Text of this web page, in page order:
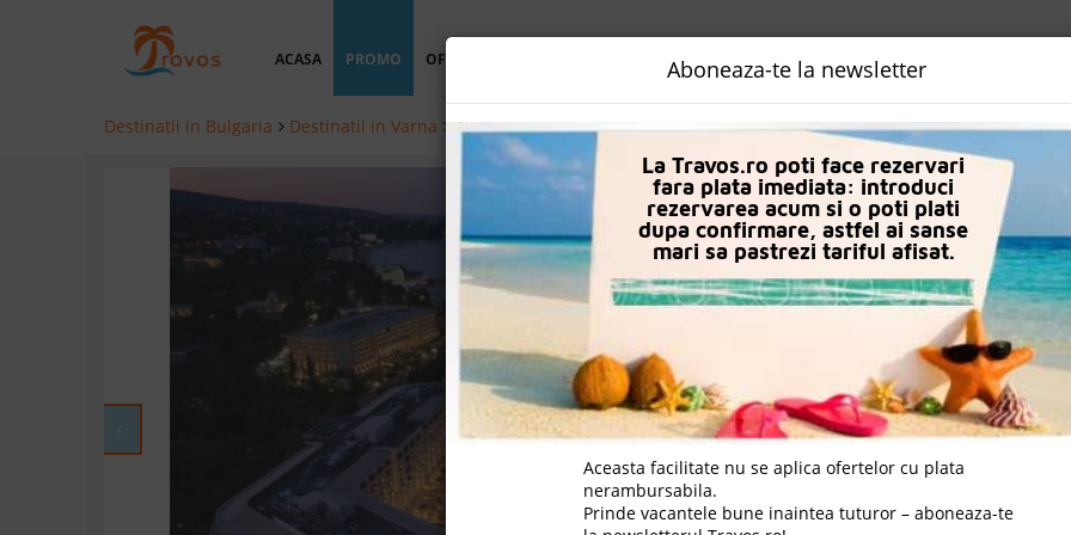
ACASA PROMO OFERTA PERSONALIZATA DESTINATII LOGIN
Destinatii in Bulgaria Destinatii in Varna Hoteluri in Sf. Constantin Si Elena Ensana Aquahouse (Ex Aquahouse Hotel
Aboneaza-te la newsletter
La Travos.ro poti face rezervari
fara plata imediata: introduci
rezervarea acum si o poti plati
dupa confirmare, astfel ai sanse
mari sa pastrezi tariful afisat.
Aceasta facilitate nu se aplica ofertelor cu plata
nerambursabila.
Prinde vacantele bune inaintea tuturor – aboneaza-te